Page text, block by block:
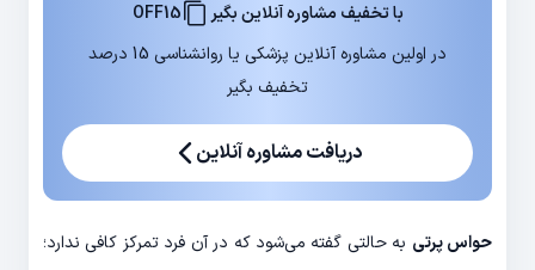
با تخفیف مشاوره آنلاین بگیر
OFF15
در اولین مشاوره آنلاین پزشکی یا روانشناسی 15 درصد
تخفیف بگیر
دریافت مشاوره آنلاین
حواس پرتی به حالتی گفته می‌شود که در آن فرد تمرکز کافی ندارد؛